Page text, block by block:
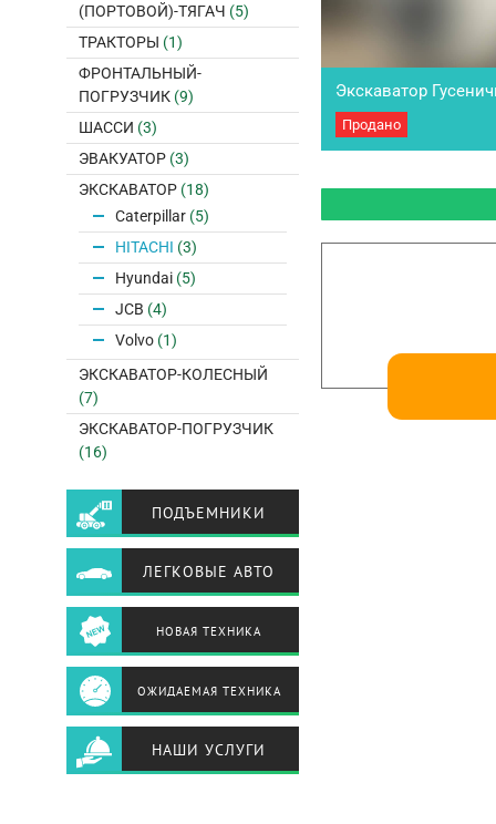
Экскаватор
Использовался на
цилиндры сухие, по
Техника снята с…
Экскаватор
Продано
(ПОРТОВОЙ)-ТЯГАЧ (5)
ТРАКТОРЫ (1)
ФРОНТАЛЬНЫЙ-
ПОГРУЗЧИК (9)
ШАССИ (3)
ЭВАКУАТОР (3)
ЭКСКАВАТОР (18)
Caterpillar (5)
HITACHI (3)
Hyundai (5)
JCB (4)
Volvo (1)
ЭКСКАВАТОР-КОЛЕСНЫЙ
(7)
ЭКСКАВАТОР-ПОГРУЗЧИК
(16)
ПОДЪЕМНИКИ
ЛЕГКОВЫЕ АВТО
НОВАЯ ТЕХНИКА
ОЖИДАЕМАЯ ТЕХНИКА
НАШИ УСЛУГИ